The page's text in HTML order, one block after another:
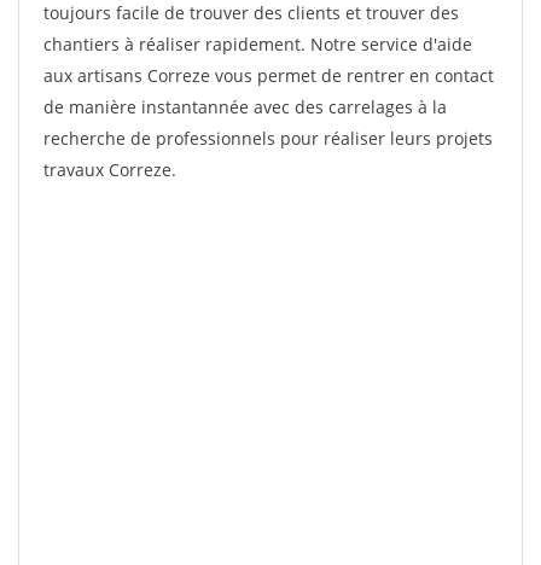
toujours facile de trouver des clients et trouver des
chantiers à réaliser rapidement. Notre service d'aide
aux artisans Correze vous permet de rentrer en contact
de manière instantannée avec des carrelages à la
recherche de professionnels pour réaliser leurs projets
travaux Correze.